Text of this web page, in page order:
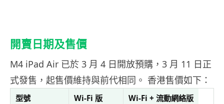
開賣日期及售價
M4 iPad Air 已於 3 月 4 日開放預購，3 月 11 日正
式發售，起售價維持與前代相同。 香港售價如下：
型號 Wi-Fi 版
Wi-Fi + 流動網絡版